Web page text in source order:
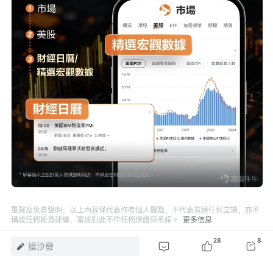
風險及免責聲明：以上內容僅代表作者個人觀點，不代表富途任何立場，亦不
構成任何投資建議，富途對此不作任何保證與承諾。
更多信息
24
搶沙發 28 8